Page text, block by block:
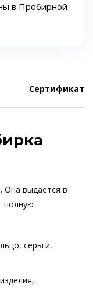
в Пробирной
Сертификат
Она выдается в
полную
серьги,